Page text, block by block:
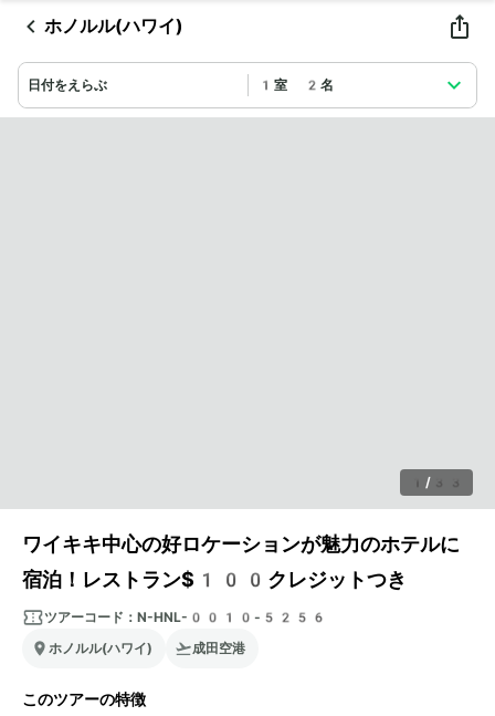
ホノルル(ハワイ)
日付をえらぶ 1室 2名
1 / 33
ワイキキ中心の好ロケーションが魅力のホテルに
宿泊！レストラン$100クレジットつき
ツアーコード： N-HNL-0010-5256
ホノルル(ハワイ)
成田空港
このツアーの特徴